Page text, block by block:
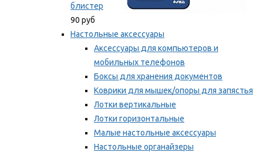
блистер
90 руб
Настольные аксессуары
Аксессуары для компьютеров и
мобильных телефонов
Боксы для хранения документов
Коврики для мышек/опоры для запястья
Лотки вертикальные
Лотки горизонтальные
Малые настольные аксессуары
Настольные органайзеры